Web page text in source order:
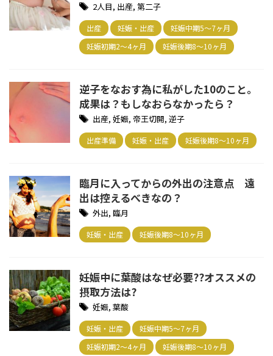
2人目, 出産, 第二子
出産 妊娠・出産
妊娠中期5～7ヶ月
妊娠初期2～4ヶ月
妊娠後期8～10ヶ月
逆子をなおす為に私がした10のこと。
成果は？もしなおらなかったら？
出産, 妊娠, 帝王切開, 逆子
出産準備 妊娠・出産 妊娠後期8～10ヶ月
臨月に入ってからの外出の注意点 遠
出は控えるべきなの？
外出, 臨月
妊娠・出産 妊娠後期8～10ヶ月
妊娠中に葉酸はなぜ必要??オススメの
摂取方法は?
妊娠, 葉酸
妊娠・出産
妊娠中期5～7ヶ月
妊娠初期2～4ヶ月
妊娠後期8～10ヶ月